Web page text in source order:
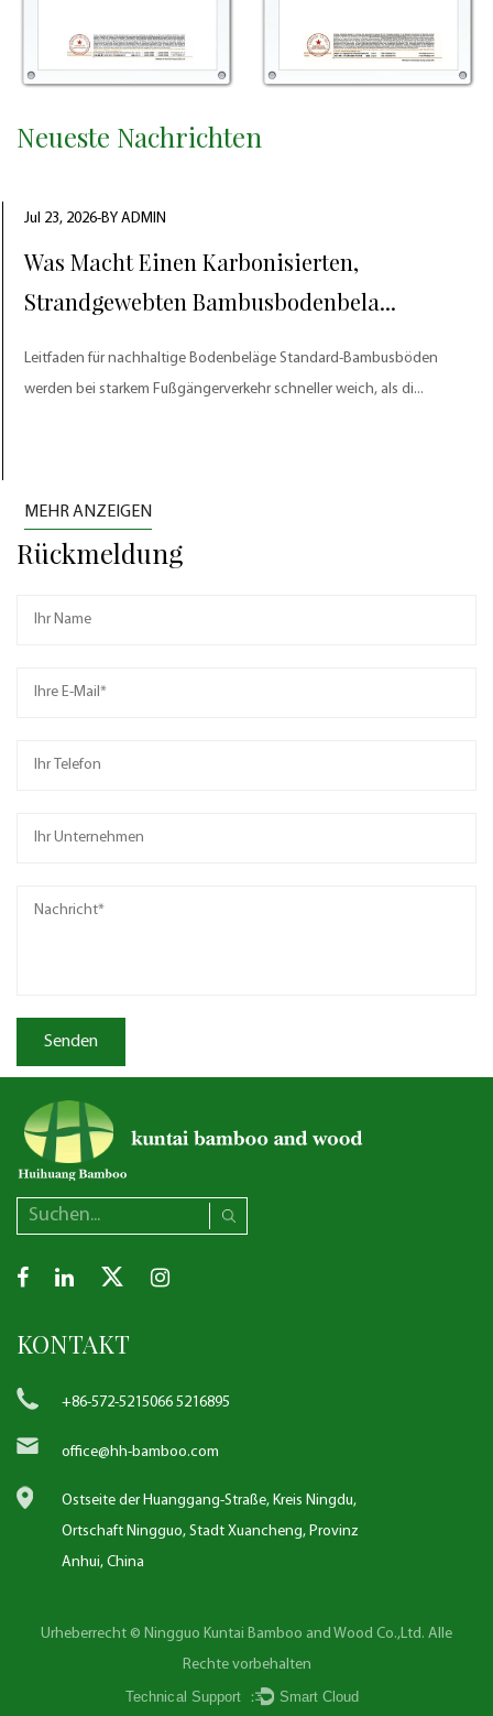
Neueste Nachrichten
Jul 23, 2026-BY ADMIN
Was Macht Einen Karbonisierten,
Strandgewebten Bambusbodenbela...
Leitfaden für nachhaltige Bodenbeläge Standard-Bambusböden
werden bei starkem Fußgängerverkehr schneller weich, als di...
MEHR ANZEIGEN
Rückmeldung
KONTAKT
+86-572-5215066 5216895
office@hh-bamboo.com
Ostseite der Huanggang-Straße, Kreis Ningdu,
Ortschaft Ningguo, Stadt Xuancheng, Provinz
Anhui, China
Urheberrecht © Ningguo Kuntai Bamboo and Wood Co.,Ltd. Alle
Rechte vorbehalten
Technical Support ： Smart Cloud